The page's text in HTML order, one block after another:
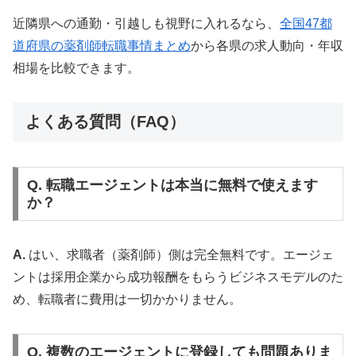
近隣県への通勤・引越しも視野に入れるなら、 全国47都
道府県の薬剤師転職事情まとめから各県の求人動向・年収
相場を比較できます。
よくある質問（FAQ）
Q. 転職エージェントは本当に無料で使えます
か？
A. はい、求職者（薬剤師）側は完全無料です。エージェ
ントは採用企業から成功報酬をもらうビジネスモデルのた
め、転職者に費用は一切かかりません。
Q. 複数のエージェントに登録しても問題ありま